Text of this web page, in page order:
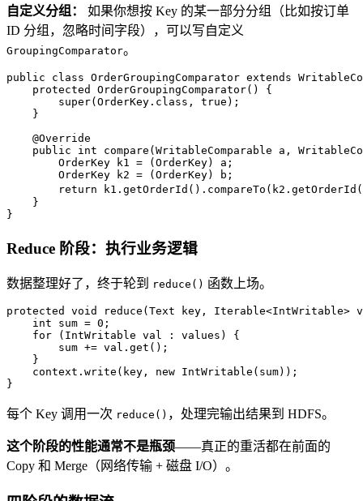
自定义分组：
如果你想按 Key 的某一部分分组（比如按订单
ID 分组，忽略时间字段），可以写自定义
GroupingComparator。
public class OrderGroupingComparator extends
protected
OrderGroupingComparator()
{
super(OrderKey.class, true );
    }
@Override
public
int compare (WritableComparable a,
OrderKey
k1 = (OrderKey) a;
OrderKey
k2 = (OrderKey) b;
return
    }
}
Reduce 阶段：执行业务逻辑
数据整理好了，终于轮到 reduce() 函数上场。
protected void reduce (Text key, Iterable<IntWritable>
int
sum = 0 ;
for (IntWritable val : values) {
        sum += val.get();
    }
    context.write(key,
new IntWritable (sum));
}
每个 Key 调用一次 reduce() ，处理完输出结果到 HDFS。
这个阶段的性能通常不是瓶颈——真正的重活都在前面的
Copy 和 Merge（网络传输 + 磁盘 I/O）。